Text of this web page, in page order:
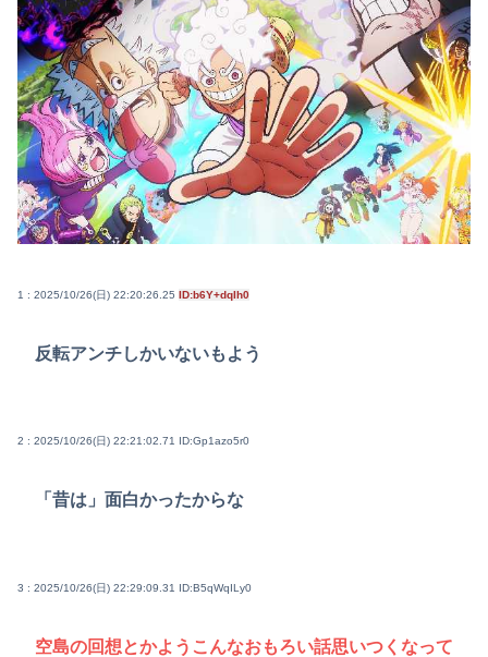
1 : 2025/10/26(日) 22:20:26.25 ID:b6Y+dqIh0
反転アンチしかいないもよう
2 : 2025/10/26(日) 22:21:02.71 ID:Gp1azo5r0
「昔は」面白かったからな
3 : 2025/10/26(日) 22:29:09.31 ID:B5qWqILy0
空島の回想とかようこんなおもろい話思いつくなって